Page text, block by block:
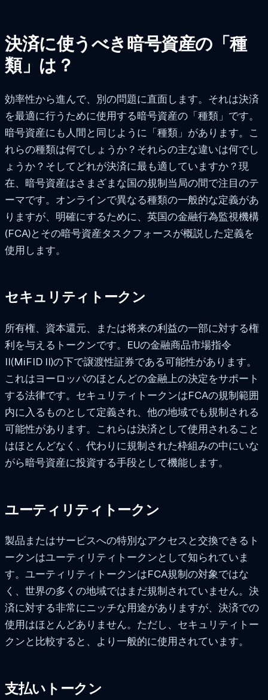
決済に使うべき暗号資産の「種
類」は？
効率性から進んで、別の問題に直面します。それは決済
を最適に行うために使用する暗号資産の「種類」です。
暗号資産にも人間と同じように「種類」があります。こ
れらの種類は何でしょうか？それらの主な違いは何でし
ょうか？そしてどれが決済に最も適していますか？現
在、暗号資産はさまざまな国の規制当局の間で注目のテ
ーマです。オンラインで異なる種類の一般的な定義があ
りますが、明確にするために、英国の金融行為監視機構
(FCA)とその暗号資産タスクフォースが概説した定義を
使用します。
セキュリティトークン
所有権、資本還元、または将来の利益の一部に対する権
利を与えるトークンです。EUの金融商品市場指令
II(MiFID II)の下で譲渡性証券である可能性があります。
これはヨーロッパのほとんどの金融上の決定をサポート
する法律です。セキュリティトークンはFCAの規制範囲
内に入るものとして定義され、他の地域でも規制される
可能性があります。これらは決済として使用されること
はほとんどなく、代わりに規制された枠組みの中にいな
がら暗号資産に投資する手段として機能します。
ユーティリティトークン
製品またはサービスへの特別なアクセスと交換できるト
ークンはユーティリティトークンとして知られていま
す。ユーティリティトークンはFCA規制の対象ではな
く、世界の多くの地域ではまだ規制されていません。決
済に対する非常にニッチな用途がありますが、決済での
使用はほとんどありません。ただし、セキュリティトー
クンと比較すると、より一般的に使用されています。
支払いトークン